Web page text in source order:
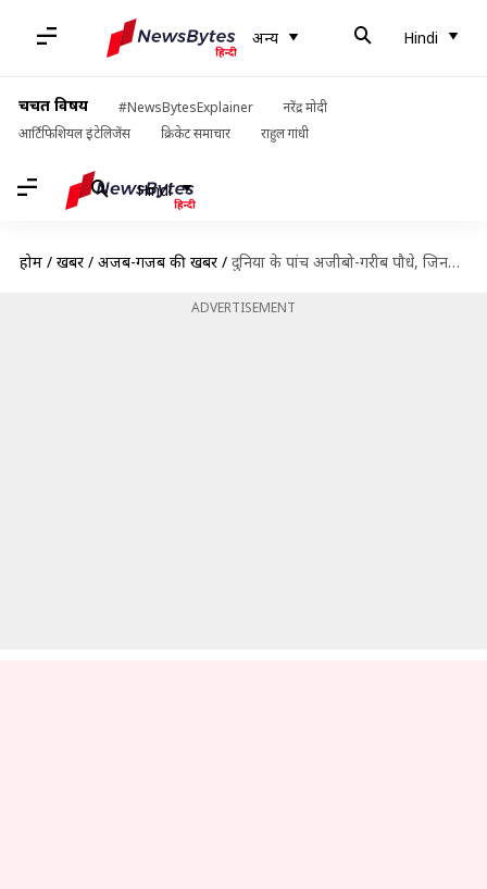
अन्य Hindi
चर्चित विषय #NewsBytesExplainer
नरेंद्र मोदी
आर्टिफिशियल इंटेलिजेंस
क्रिकेट समाचार राहुल गांधी
Hindi
होम / खबरें / अजब-गजब की खबरें / दुनिया के पांच अजीबो-गरीब पौधे, जिनको देखने भर से ही डर जाते हैं लोग
ADVERTISEMENT